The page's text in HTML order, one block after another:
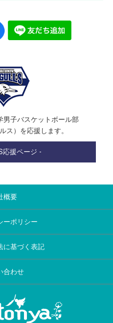
男子バスケットボール部
ス）を応援します。
応援ページ -
概要
ーポリシー
に基づく表記
合わせ